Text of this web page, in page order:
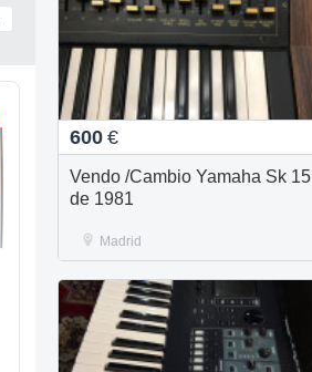
600 €
Vendo /Cambio Yamaha Sk 15
de 1981
Madrid